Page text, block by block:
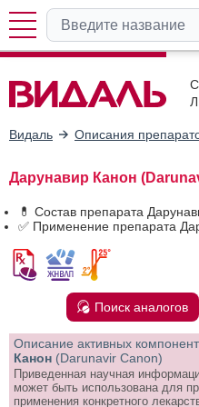
Видаль Описания
Дарунавир Канон
💊 Состав препарата
✅ Применение препарата
Поиск аналогов
Описание активных
Канон (Darunavir Canon)
Приведенная научная
может быть использована для
применения конкретного